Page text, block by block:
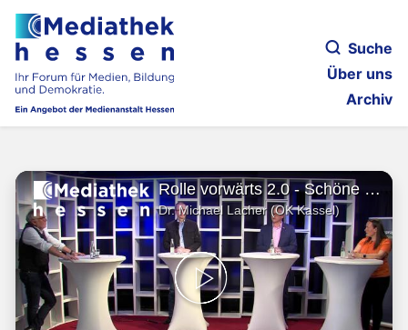
Suche
Über uns
Archiv
Rolle vorwärts 2.0 - Schöne neue Arbeitswelt?
Dr. Michael Lacher (OK Kassel)